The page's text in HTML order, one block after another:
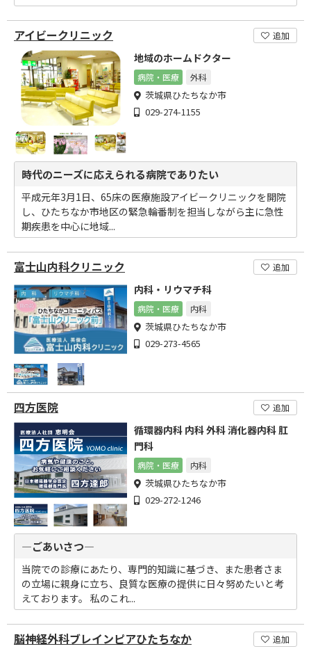
アイビークリニック 追加
地域のホームドクター
病院・医療 外科
茨城県ひたちなか市
029-274-1155
時代のニーズに応えられる病院でありたい
平成元年3月1日、65床の医療施設アイビークリニックを開院
し、ひたちなか市地区の緊急輪番制を担当しながら主に急性
期疾患を中心に地域...
富士山内科クリニック 追加
内科・リウマチ科
病院・医療 内科
茨城県ひたちなか市
029-273-4565
四方医院 追加
循環器内科 内科 外科 消化器内科 肛
門科
病院・医療 内科
茨城県ひたちなか市
029-272-1246
―ごあいさつ―
当院での診療にあたり、専門的知識に基づき、また患者さま
の立場に親身に立ち、良質な医療の提供に日々努めたいと考
えております。 私のこれ...
脳神経外科ブレインピアひたちなか 追加